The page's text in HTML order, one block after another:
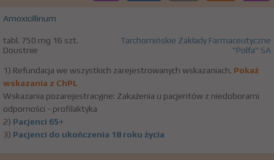
Amoxicillinum
tabl. 750 mg 16 szt.
Doustnie
Tarchomińskie Zakłady Farmaceutyczne
"Polfa" SA
1) Refundacja we wszystkich zarejestrowanych wskazaniach. Pokaż
wskazania z ChPL
Wskazania pozarejestracyjne: Zakażenia u pacjentów z niedoborami
odporności - profilaktyka
2) Pacjenci 65+
3) Pacjenci do ukończenia 18 roku życia